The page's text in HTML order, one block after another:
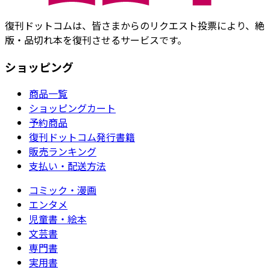
復刊ドットコムは、皆さまからのリクエスト投票により、絶
版・品切れ本を復刊させるサービスです。
ショッピング
商品一覧
ショッピングカート
予約商品
復刊ドットコム発行書籍
販売ランキング
支払い・配送方法
コミック・漫画
エンタメ
児童書・絵本
文芸書
専門書
実用書